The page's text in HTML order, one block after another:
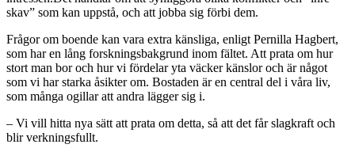
skav” som kan uppstå, och att jobba sig förbi dem.
Frågor om boende kan vara extra känsliga, enligt Pernilla Hagbert,
som har en lång forskningsbakgrund inom fältet. Att prata om hur
stort man bor och hur vi fördelar yta väcker känslor och är något
som vi har starka åsikter om. Bostaden är en central del i våra liv,
som många ogillar att andra lägger sig i.
– Vi vill hitta nya sätt att prata om detta, så att det får slagkraft och
blir verkningsfullt.